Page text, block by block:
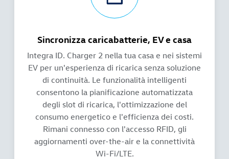
Sincronizza caricabatterie, EV e casa
Integra ID. Charger 2 nella tua casa e nei sistemi
EV per un'esperienza di ricarica senza soluzione
di continuità. Le funzionalità intelligenti
consentono la pianificazione automatizzata
degli slot di ricarica, l'ottimizzazione del
consumo energetico e l'efficienza dei costi.
Rimani connesso con l'accesso RFID, gli
aggiornamenti over-the-air e la connettività
Wi-Fi/LTE.